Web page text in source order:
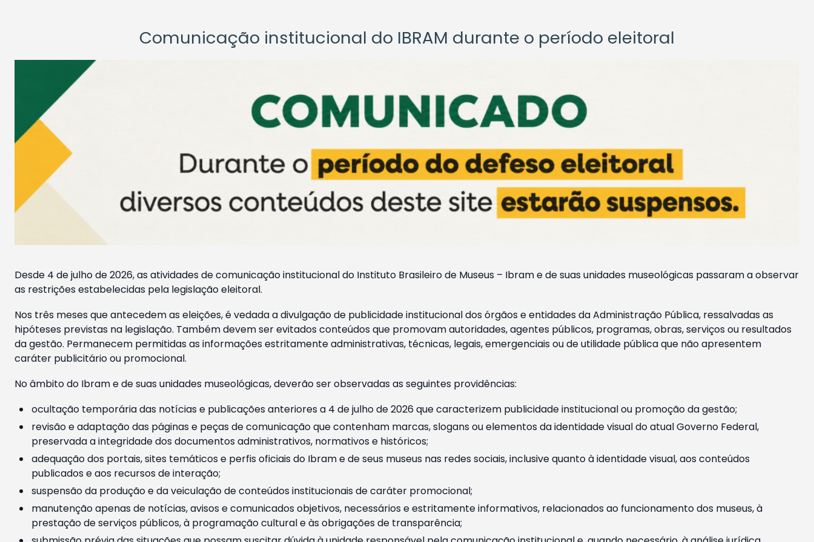
Comunicação institucional do IBRAM durante o período eleitoral
Desde 4 de julho de 2026, as atividades de comunicação institucional do Instituto Brasileiro de Museus – Ibram e de suas unidades museológicas passaram a observar
as restrições estabelecidas pela legislação eleitoral.
Nos três meses que antecedem as eleições, é vedada a divulgação de publicidade institucional dos órgãos e entidades da Administração Pública, ressalvadas as
hipóteses previstas na legislação. Também devem ser evitados conteúdos que promovam autoridades, agentes públicos, programas, obras, serviços ou resultados
da gestão. Permanecem permitidas as informações estritamente administrativas, técnicas, legais, emergenciais ou de utilidade pública que não apresentem
caráter publicitário ou promocional.
No âmbito do Ibram e de suas unidades museológicas, deverão ser observadas as seguintes providências:
ocultação temporária das notícias e publicações anteriores a 4 de julho de 2026 que caracterizem publicidade institucional ou promoção da gestão;
revisão e adaptação das páginas e peças de comunicação que contenham marcas, slogans ou elementos da identidade visual do atual Governo Federal,
preservada a integridade dos documentos administrativos, normativos e históricos;
adequação dos portais, sites temáticos e perfis oficiais do Ibram e de seus museus nas redes sociais, inclusive quanto à identidade visual, aos conteúdos
publicados e aos recursos de interação;
suspensão da produção e da veiculação de conteúdos institucionais de caráter promocional;
manutenção apenas de notícias, avisos e comunicados objetivos, necessários e estritamente informativos, relacionados ao funcionamento dos museus, à
prestação de serviços públicos, à programação cultural e às obrigações de transparência;